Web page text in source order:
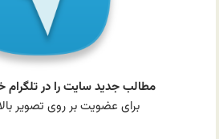
مطالب جدید سایت را در تلگرام
برای عضویت بر روی تصویر